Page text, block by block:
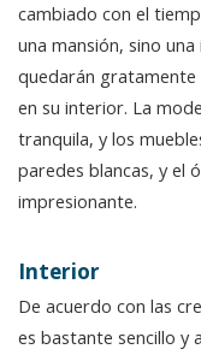
cambiado con el
una mansión, sino
quedarán
en su interior. La
tranquila, y los
paredes blancas, y el
impresionante.
Interior
De acuerdo con las
es bastante sencillo y